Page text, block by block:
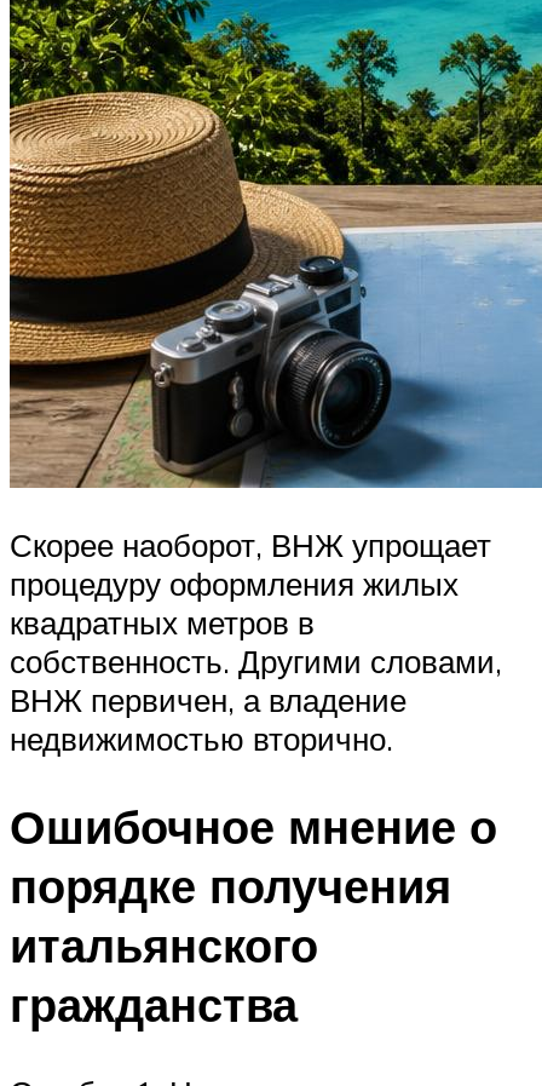
Скорее наоборот, ВНЖ упрощает
процедуру оформления жилых
квадратных метров в
собственность. Другими словами,
ВНЖ первичен, а владение
недвижимостью вторично.
Ошибочное мнение о
порядке получения
итальянского
гражданства